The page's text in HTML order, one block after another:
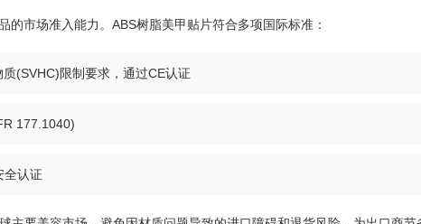
市场准入能力。ABS树脂美甲贴片符合多项国际标准：
(SVHC)限制要求，通过CE认证
177.1040)
全认证